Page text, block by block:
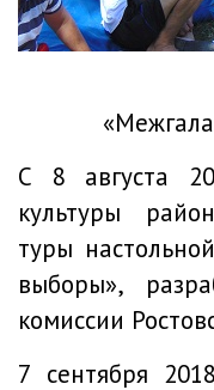
С 8 августа
культуры
туры
выборы»,
комиссии
7 сентября